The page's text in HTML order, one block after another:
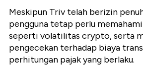
Meskipun Triv telah berizin
pengguna tetap perlu
seperti volatilitas crypto, serta
pengecekan terhadap biaya
perhitungan pajak yang berlaku.